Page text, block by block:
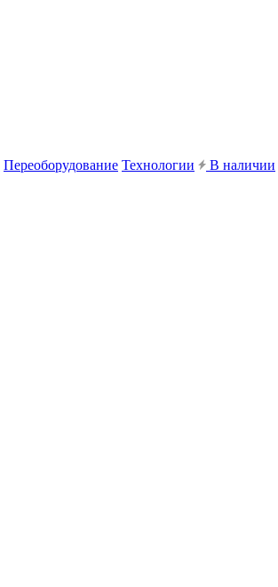
Переоборудование Технологии В наличии